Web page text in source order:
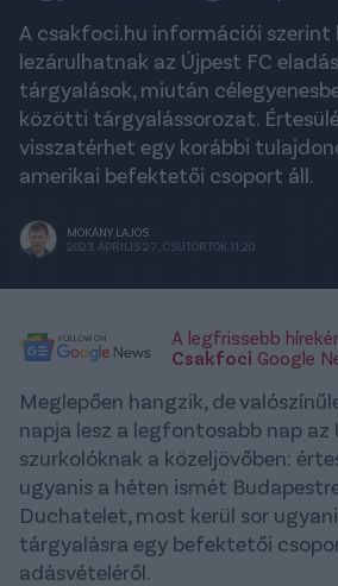
A csakfoci.hu információi szerint
lezárulhatnak az Újpest FC
tárgyalások, miután
közötti tárgyalássorozat.
visszatérhet egy korábbi
amerikai befektetői csoport áll.
MOKÁNY LAJOS
2023. ÁPRILIS 27., CSÜTÖRTÖK 11:20
A legfrissebb
Csakfoci Google
Meglepően hangzik, de
napja lesz a legfontosabb nap az
szurkolóknak a közeljövőben:
ugyanis a héten ismét
Duchatelet, most kerül sor
tárgyalásra egy befektetői
adásvételéről.